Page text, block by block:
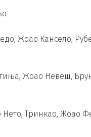
Жоао Кансело,
Жоао Невеш,
Тринкао, Жоао